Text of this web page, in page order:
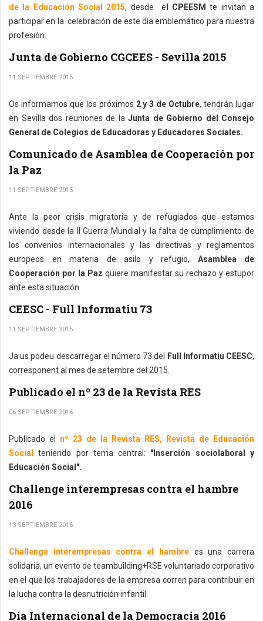
de la Educación Social 2015, desde e l CPEESM te invitan a
participar en la celebración de este día emblemático para nuestra
profesión.
Junta de Gobierno CGCEES - Sevilla 2015
11 SEPTIEMBRE 2015
Os informamos que los próximos 2 y 3 de Octubre, tendrán lugar
en Sevilla dos reuniones de la Junta de Gobierno del Consejo
General de Colegios de Educadoras y Educadores Sociales.
Comunicado de Asamblea de Cooperación por
la Paz
11 SEPTIEMBRE 2015
Ante la peor crisis migratoria y de refugiados que estamos
viviendo desde la II Guerra Mundial y la falta de cumplimiento de
los convenios internacionales y las directivas y reglamentos
europeos en materia de asilo y refugio, Asamblea de
Cooperación por la Paz quiere manifestar su rechazo y estupor
ante esta situación.
CEESC - Full Informatiu 73
11 SEPTIEMBRE 2015
Ja us podeu descarregar el número 73 del Full Informatiu CEESC,
corresponent al mes de setembre del 2015.
Publicado el nº 23 de la Revista RES
06 SEPTIEMBRE 2016
Publicado el nº 23 de la Revista RES, Revista de Educación
Socialteniendo por tema central: "Inserción sociolaboral y
Educación Social".
Challenge interempresas contra el hambre
2016
13 SEPTIEMBRE 2016
Challenge interempresas contra el hambrees una carrera
solidaria, un evento de teambuilding+RSE voluntariado corporativo
en el que los trabajadores de la empresa corren para contribuir en
la lucha contra la desnutrición infantil.
Día Internacional de la Democracia 2016